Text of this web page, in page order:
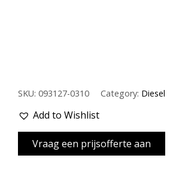
SKU: 093127-0310 Category: Diesel
Add to Wishlist